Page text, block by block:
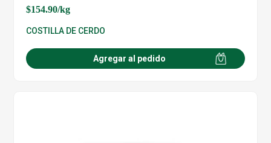
$154.90/kg
COSTILLA DE CERDO
Agregar al pedido